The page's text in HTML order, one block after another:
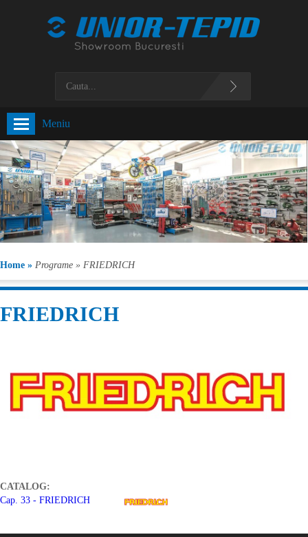
Meniu
Home » Programe » FRIEDRICH
FRIEDRICH
CATALOG:
Cap. 33 - FRIEDRICH